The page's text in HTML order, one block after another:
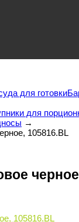
для готовки
для
→
105816.BL